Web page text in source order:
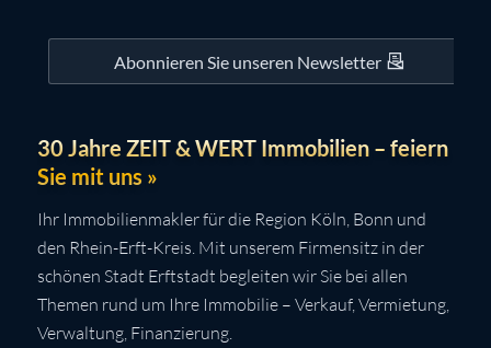
Abonnieren Sie unseren Newsletter
30 Jahre ZEIT & WERT Immobilien – feiern
Sie mit uns »
Ihr Immobilienmakler für die Region Köln, Bonn und
den Rhein-Erft-Kreis. Mit unserem Firmensitz in der
schönen Stadt Erftstadt begleiten wir Sie bei allen
Themen rund um Ihre Immobilie – Verkauf, Vermietung,
Verwaltung, Finanzierung.